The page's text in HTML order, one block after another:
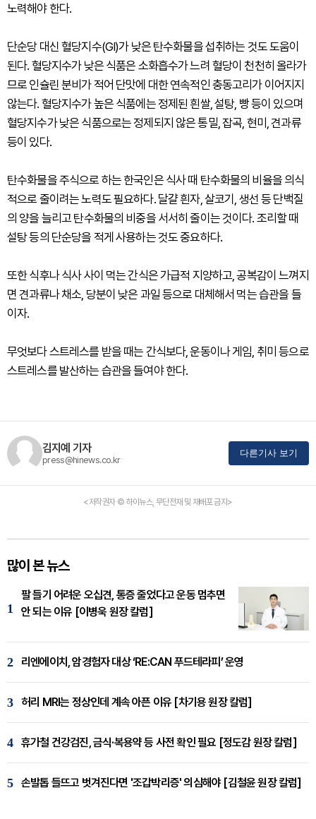
노력해야 한다.
단순당 대신 혈당지수(GI)가 낮은 탄수화물을 섭취하는 것도 도움이
된다. 혈당지수가 낮은 식품은 소화흡수가 느려 혈당이 천천히 올라가
므로 인슐린 분비가 적어 단맛에 대한 연속적인 충동고리가 이어지지
않는다. 혈당지수가 높은 식품에는 정제된 흰쌀, 설탕, 빵 등이 있으며
혈당지수가 낮은 식품으로는 정제되지 않은 통밀, 잡곡, 현미, 견과류
등이 있다.
탄수화물을 주식으로 하는 한국인은 식사 때 탄수화물의 비율을 의식
적으로 줄이려는 노력도 필요하다. 달걀 흰자, 살코기, 생선 등 단백질
의 양을 늘리고 탄수화물의 비중을 서서히 줄이는 것이다. 조리할 때
설탕 등의 단순당을 적게 사용하는 것도 중요하다.
또한 식후나 식사 사이 먹는 간식은 가급적 지양하고, 공복감이 느껴지
면 견과류나 채소, 당분이 낮은 과일 등으로 대체해서 먹는 습관을 들
이자.
무엇보다 스트레스를 받을 때는 간식보다, 운동이나 게임, 취미 등으로
스트레스를 발산하는 습관을 들여야 한다.
김지예 기자
press@hinews.co.kr
다른기사 보기
<저작권자 © 하이뉴스, 무단전재 및 재배포 금지>
많이 본 뉴스
1
팔 들기 어려운 오십견, 통증 줄었다고 운동 멈추면
안 되는 이유 [이병욱 원장 칼럼]
2 리엔에이치, 암경험자 대상 ‘RE:CAN 푸드테라피’ 운영
3 허리 MRI는 정상인데 계속 아픈 이유 [차기용 원장 칼럼]
4 휴가철 건강검진, 금식·복용약 등 사전 확인 필요 [정도감 원장 칼럼]
5 손발톱 들뜨고 벗겨진다면 '조갑박리증' 의심해야 [김철윤 원장 칼럼]